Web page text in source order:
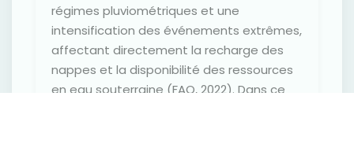
régimes pluviométriques et une
intensification des événements extrêmes,
affectant directement la recharge des
nappes et la disponibilité des ressources
en eau souterraine (FAO, 2022). Dans ce